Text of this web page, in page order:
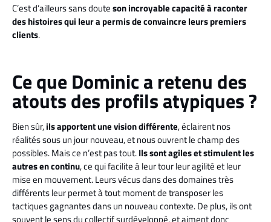
C’est d’ailleurs sans douteson incroyable capacité à raconter
des histoires qui leur a permis de convaincre leurs premiers
clients.
Ce que Dominic a retenu des
atouts des profils atypiques ?
Bien sûr,ils apportent une vision différente, éclairent nos
réalités sous un jour nouveau, et nous ouvrent le champ des
possibles. Mais ce n’est pas tout.Ils sont agiles et stimulent les
autres en continu, ce qui facilite à leur tour leur agilité et leur
mise en mouvement. Leurs vécus dans des domaines très
différents leur permet à tout moment de transposer les
tactiques gagnantes dans un nouveau contexte. De plus, ils ont